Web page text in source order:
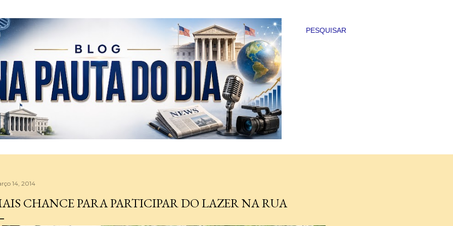
PESQUISAR
14, 2014
CHANCE PARA PARTICIPAR DO LAZER NA RUA